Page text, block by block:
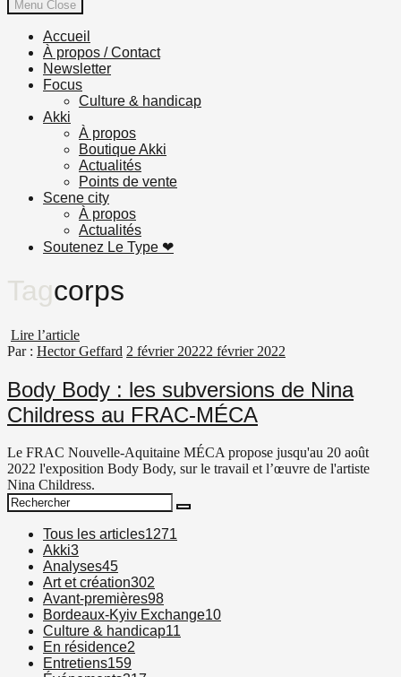
Menu Close
Accueil
À propos / Contact
Newsletter
Focus
Culture & handicap
Akki
À propos
Boutique Akki
Actualités
Points de vente
Scene city
À propos
Actualités
Soutenez Le Type ❤︎
Tagcorps
Lire l’article
Par : Hector Geffard 2 février 20222 février 2022
Body Body : les subversions de Nina
Childress au FRAC-MÉCA
Le FRAC Nouvelle-Aquitaine MÉCA propose jusqu'au 20 août
2022 l'exposition Body Body, sur le travail et l’œuvre de l'artiste
Nina Childress.
Search
for:
Search
Tous les articles1271
Akki3
Analyses45
Art et création302
Avant-premières98
Bordeaux-Kyiv Exchange10
Culture & handicap11
En résidence2
Entretiens159